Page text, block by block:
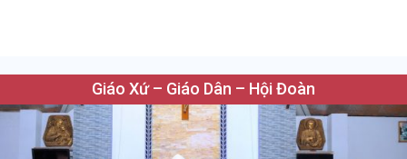
Giáo Xứ – Giáo Dân – Hội Đoàn